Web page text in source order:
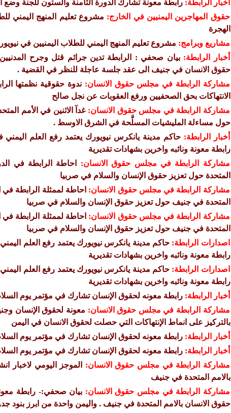
أخبار الرابطة:رابطة معونة تشارك الدورة الثامنة والستون للجنة وضع
حقوق المهاجرين اليمنيين في الخارج: مشروع تعليم المنهج اليمني
الهجرة
مشاريع وبرامج: مشروع تعليم المنهج اليمني للطلاب اليمنيين في
أخبار الرابطة:بيان صحفي : الرابطة تدين جرائم قتل وجرح
حقوق الانسان في جنيف الى عقد جلسة عاجلة للنظر في القضية .
مشاركة الرابطة في مجلس حقوق الانسان: ندوة حقوقية نظمتها
الانتهاكات بحق الصحفيين ورفع العقوبات عن نجل صالح
مشاركة الرابطة في مجلس حقوق الانسان:غدآ الاثنين في الأمم
حول مساءلة المليشيات المسلَّحة في الشرق الاوسط .
أخبار الرابطة:حاكم مدينة يانكرس نيويورك يعتمد رفع العلم
رابطة معونة ونائبه واخرين بشهادات تقديرية
مشاركة الرابطة في مجلس حقوق الانسان:
المتحدة حول تعزيز حقوق الإنسان والسلام في صربيا
مشاركة الرابطة في مجلس حقوق الانسان:
المتحدة في جنيف حول تعزيز حقوق الإنسان والسلام في صربيا
مشاركة الرابطة في مجلس حقوق الانسان:
المتحدة في جنيف حول تعزيز حقوق الإنسان والسلام في صربيا
اصدارات الرابطة:حاكم مدينة يانكرس نيويورك يعتمد رفع العلم
رابطة معونة ونائبه واخرين بشهادات تقديرية
اصدارات الرابطة:حاكم مدينة يانكرس نيويورك يعتمد رفع العلم
رابطة معونة ونائبه واخرين بشهادات تقديرية
أخبار الرابطة:رابطة معونه لحقوق الإنسان تشارك في مؤتمر يوم
مشاركة الرابطة في مجلس حقوق الانسان: معونة لحقوق الإنسان
بالتركيز على انماط الإنتهاكات التي حصلت لحقوق الانسان في اليمن
أخبار الرابطة:رابطة معونه لحقوق الإنسان تشارك في مؤتمر يوم
أخبار الرابطة:رابطة معونه لحقوق الإنسان تشارك في مؤتمر يوم
مشاركة الرابطة في مجلس حقوق الانسان:
بالامم المتحدة في جنيف
مشاركة الرابطة في مجلس حقوق الانسان:
حقوق الانسان بالامم المتحدة في جنيف . واليمن واحدة من ابرز بنود